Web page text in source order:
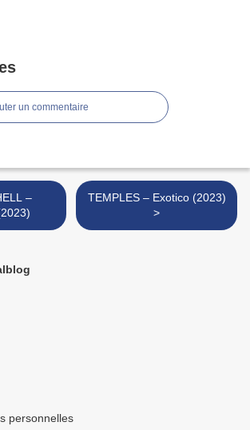
un commentaire
TEMPLES – Exotico (2023)
>
personnelles